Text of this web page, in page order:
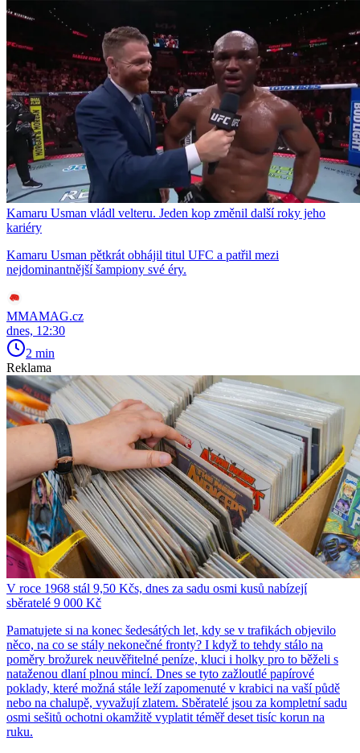
Kamaru Usman vládl velteru. Jeden kop změnil další roky jeho
kariéry
Kamaru Usman pětkrát obhájil titul UFC a patřil mezi
nejdominantnější šampiony své éry.
MMAMAG.cz
dnes, 12:30
2 min
Reklama
V roce 1968 stál 9,50 Kčs, dnes za sadu osmi kusů nabízejí
sběratelé 9 000 Kč
Pamatujete si na konec šedesátých let, kdy se v trafikách objevilo
něco, na co se stály nekonečné fronty? I když to tehdy stálo na
poměry brožurek neuvěřitelné peníze, kluci i holky pro to běželi s
nataženou dlaní plnou mincí. Dnes se tyto zažloutlé papírové
poklady, které možná stále leží zapomenuté v krabici na vaší půdě
nebo na chalupě, vyvažují zlatem. Sběratelé jsou za kompletní sadu
osmi sešitů ochotni okamžitě vyplatit téměř deset tisíc korun na
ruku.